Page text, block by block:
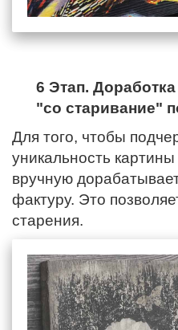
6 Этап.
"со старивание"
Для того, чтобы
уникальность
вручную
фактуру. Это
старения.